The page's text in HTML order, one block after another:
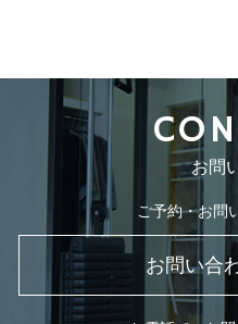
お問
ご予約・お問
お問い合